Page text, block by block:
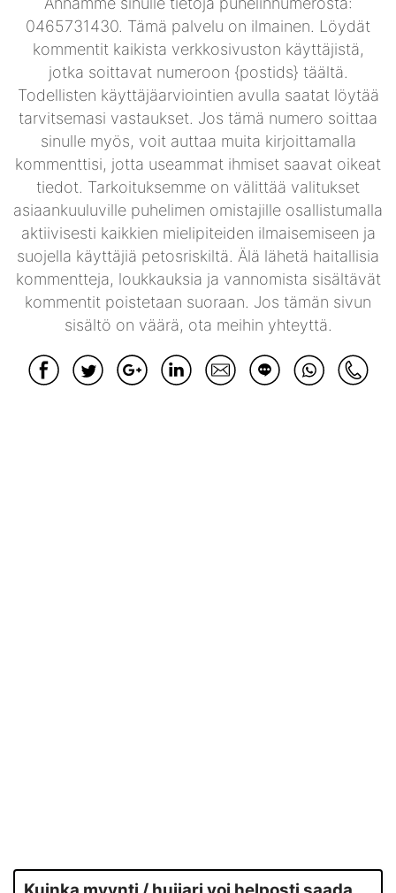
0465731430. Tämä palvelu on ilmainen. Löydät
kommentit kaikista verkkosivuston käyttäjistä,
jotka soittavat numeroon {postids} täältä.
Todellisten käyttäjäarviointien avulla saatat löytää
tarvitsemasi vastaukset. Jos tämä numero soittaa
sinulle myös, voit auttaa muita kirjoittamalla
kommenttisi, jotta useammat ihmiset saavat oikeat
tiedot. Tarkoituksemme on välittää valitukset
asiaankuuluville puhelimen omistajille osallistumalla
aktiivisesti kaikkien mielipiteiden ilmaisemiseen ja
suojella käyttäjiä petosriskiltä. Älä lähetä haitallisia
kommentteja, loukkauksia ja vannomista sisältävät
kommentit poistetaan suoraan. Jos tämän sivun
sisältö on väärä, ota meihin yhteyttä.